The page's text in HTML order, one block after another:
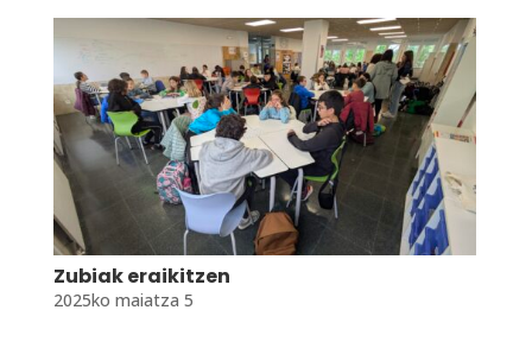
Zubiak eraikitzen
2025ko maiatza 5